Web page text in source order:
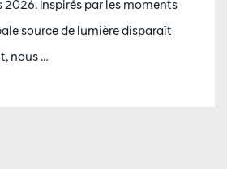
2026. Inspirés par les moments
source de lumière disparaît
nous …